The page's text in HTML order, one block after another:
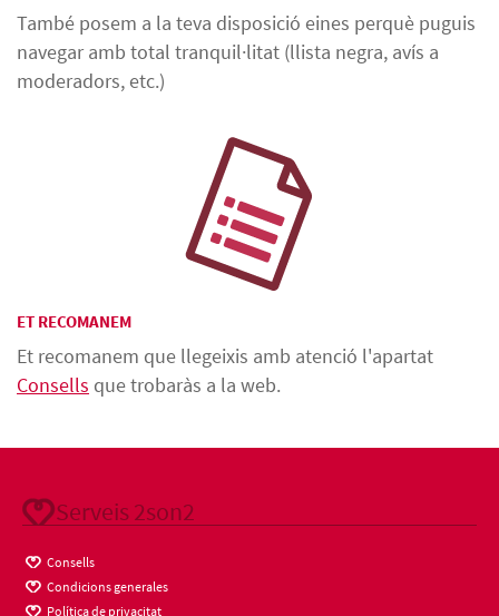
També posem a la teva disposició eines perquè puguis
navegar amb total tranquil·litat (llista negra, avís a
moderadors, etc.)
ET RECOMANEM
Et recomanem que llegeixis amb atenció l'apartat
Consells que trobaràs a la web.
Serveis 2son2
Consells
Condicions generales
Política de privacitat